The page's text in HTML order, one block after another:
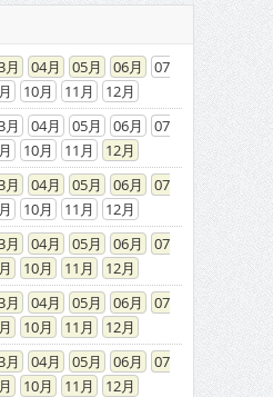
04 05 06
07
10 11
12
04 05 06
07
10 11
12
04 05 06
07
10 11
12
04 05 06
07
10 11
12
04 05 06
07
10 11
12
04 05 06
07
10 11
12